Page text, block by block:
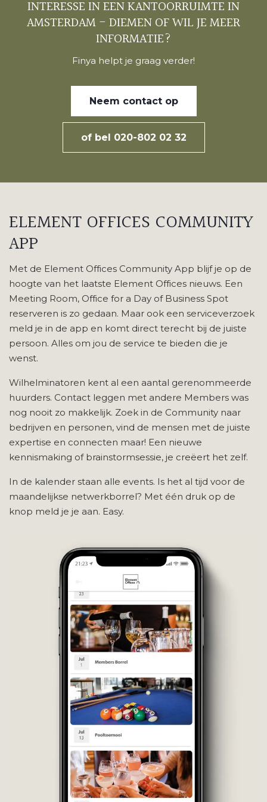
INTERESSE IN EEN KANTOORRUIMTE IN
AMSTERDAM - DIEMEN OF WIL JE MEER
INFORMATIE?
Finya helpt je graag verder!
Neem contact op
of bel 020-802 02 32
ELEMENT OFFICES COMMUNITY
APP
Met de Element Offices Community App blijf je op de
hoogte van het laatste Element Offices nieuws. Een
Meeting Room, Office for a Day of Business Spot
reserveren is zo gedaan. Maar ook een serviceverzoek
meld je in de app en komt direct terecht bij de juiste
persoon. Alles om jou de service te bieden die je
wenst.
Wilhelminatoren kent al een aantal gerenommeerde
huurders. Contact leggen met andere Members was
nog nooit zo makkelijk. Zoek in de Community naar
bedrijven en personen, vind de mensen met de juiste
expertise en connecten maar! Een nieuwe
kennismaking of brainstormsessie, je creëert het zelf.
In de kalender staan alle events. Is het al tijd voor de
maandelijkse netwerkborrel? Met één druk op de
knop meld je je aan. Easy.